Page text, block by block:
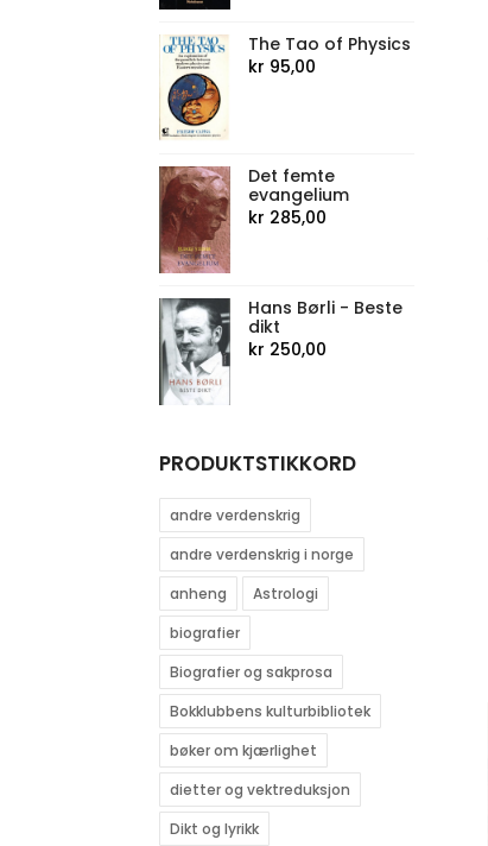
The Tao of Physics
kr 95,00
Det femte
evangelium
kr 285,00
Hans Børli - Beste
dikt
kr 250,00
PRODUKTSTIKKORD
andre verdenskrig
andre verdenskrig i norge
anheng
Astrologi
biografier
Biografier og sakprosa
Bokklubbens kulturbibliotek
bøker om kjærlighet
dietter og vektreduksjon
Dikt og lyrikk